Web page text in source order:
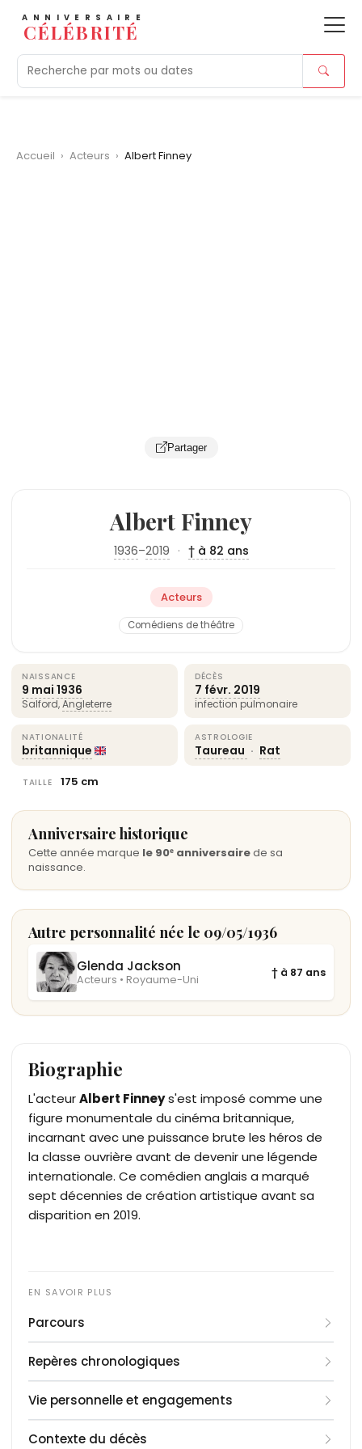
ANNIVERSAIRE
CÉLÉBRITÉ
Aujourd'hui Tendances Morts
Accueil › Acteurs › Albert Finney
Partager
Albert Finney
1936–2019 · † à 82 ans
Acteurs
Comédiens de théâtre
NAISSANCE
9 mai 1936
Salford,Angleterre
DÉCÈS
7 févr. 2019
infection pulmonaire
NATIONALITÉ
britannique
ASTROLOGIE
Taureau · Rat
TAILLE 175 cm
Anniversaire historique
Cette année marque le 90ᵉ anniversairede sa
naissance.
Autre personnalité née le 09/05/1936
Glenda Jackson
Acteurs • Royaume-Uni
† à 87 ans
Biographie
L'acteurAlbert Finneys'est imposé comme une
figure monumentale du cinéma britannique,
incarnant avec une puissance brute les héros de
la classe ouvrière avant de devenir une légende
internationale. Ce comédien anglais a marqué
sept décennies de création artistique avant sa
disparition en 2019.
Parcours
le fils d'un bookmaker, un milieu social franc et
découvre sa vocation théâtrale durant ses
Repères chronologiques
Lancashire.
Vie personnelle et engagements
Contexte du décès